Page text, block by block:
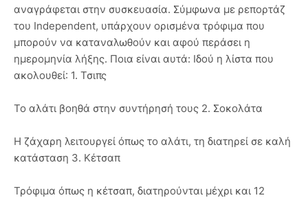
αναγράφεται στην συσκευασία. Σύμφωνα με ρεπορτάζ
του Independent, υπάρχουν ορισμένα τρόφιμα που
μπορούν να καταναλωθούν και αφού περάσει η
ημερομηνία λήξης. Ποια είναι αυτά: Ιδού η λίστα που
ακολουθεί: 1. Τσιπς
Το αλάτι βοηθά στην συντήρησή τους 2. Σοκολάτα
Η ζάχαρη λειτουργεί όπως το αλάτι, τη διατηρεί σε καλή
κατάσταση 3. Κέτσαπ
Τρόφιμα όπως η κέτσαπ, διατηρούνται μέχρι και 12